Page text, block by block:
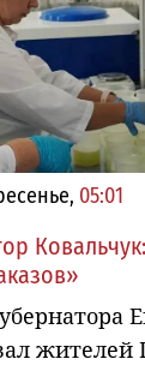
05:01
жителей